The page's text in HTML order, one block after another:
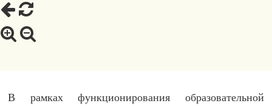
В рамках функционирования образовательной